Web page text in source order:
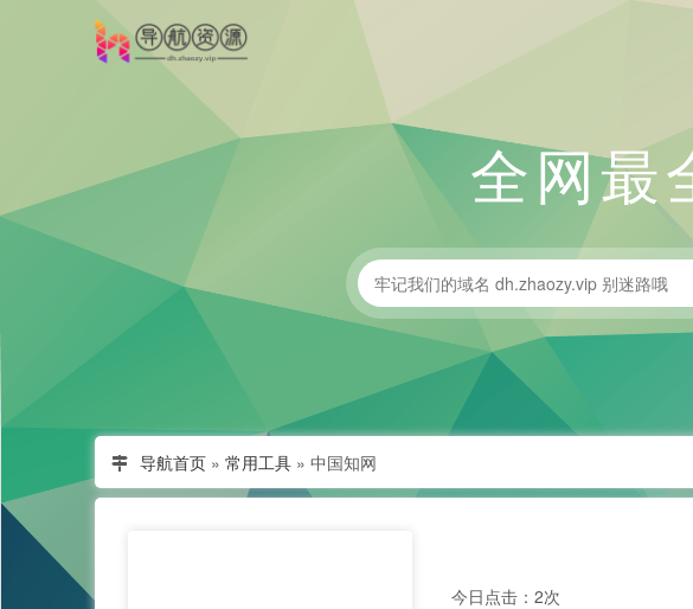
全网最
导航首页 » 常用工具 » 中国知网
今日点击：2次